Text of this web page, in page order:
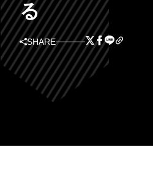
る
SHARE